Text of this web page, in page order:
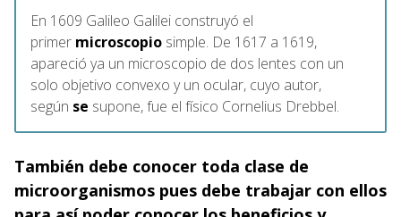
En 1609 Galileo Galilei construyó el
primer microscopio simple. De 1617 a 1619,
apareció ya un microscopio de dos lentes con un
solo objetivo convexo y un ocular, cuyo autor,
según se supone, fue el físico Cornelius Drebbel.
También debe conocer toda clase de
microorganismos pues debe trabajar con ellos